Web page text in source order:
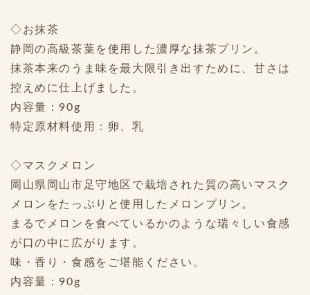
◇お抹茶
静岡の高級茶葉を使用した濃厚な抹茶プリン。
抹茶本来のうま味を最大限引き出すために、甘さは
控えめに仕上げました。
内容量：90g
特定原材料使用：卵、乳
◇マスクメロン
岡山県岡山市足守地区で栽培された質の高いマスク
メロンをたっぷりと使用したメロンプリン。
まるでメロンを食べているかのような瑞々しい食感
が口の中に広がります。
味・香り・食感をご堪能ください。
内容量：90g